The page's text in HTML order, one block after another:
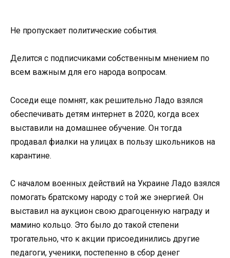
Не пропускает политические события.
Делится с подписчиками собственным мнением по
всем важным для его народа вопросам.
Соседи еще помнят, как решительно Ладо взялся
обеспечивать детям интернет в 2020, когда всех
выставили на домашнее обучение. Он тогда
продавал фиалки на улицах в пользу школьников на
карантине.
С началом военных действий на Украине Ладо взялся
помогать братскому народу с той же энергией. Он
выставил на аукцион свою драгоценную награду и
мамино кольцо. Это было до такой степени
трогательно, что к акции присоединились другие
педагоги, ученики, постепенно в сбор денег